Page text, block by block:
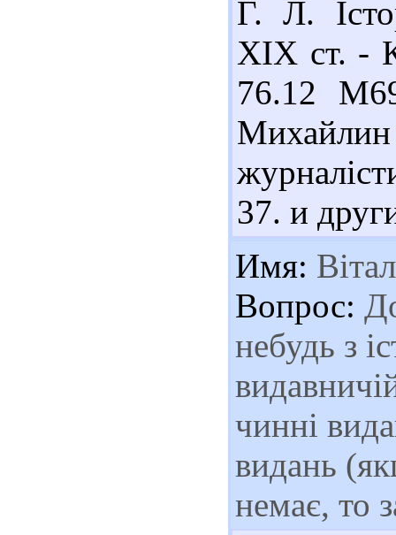
Г. Л.
ХІХ ст. -
76.12
37. и
Имя:
Вопрос:
небудь з
чинні
видань
немає, то